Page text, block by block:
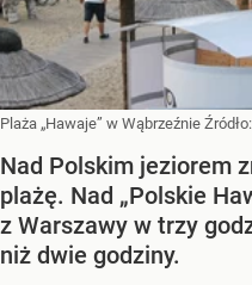
Plaża „Hawaje” w Wąbrzeźnie Źródło:
Nad Polskim jeziorem
plażę. Nad „Polskie
z Warszawy w trzy
niż dwie godziny.